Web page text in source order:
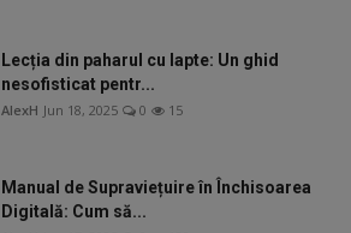
Lecția din paharul cu lapte: Un ghid
nesofisticat pentr...
AlexH Jun 18, 2025 0 15
Manual de Supraviețuire în Închisoarea
Digitală: Cum să...